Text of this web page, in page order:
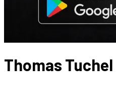
Thomas Tuchel